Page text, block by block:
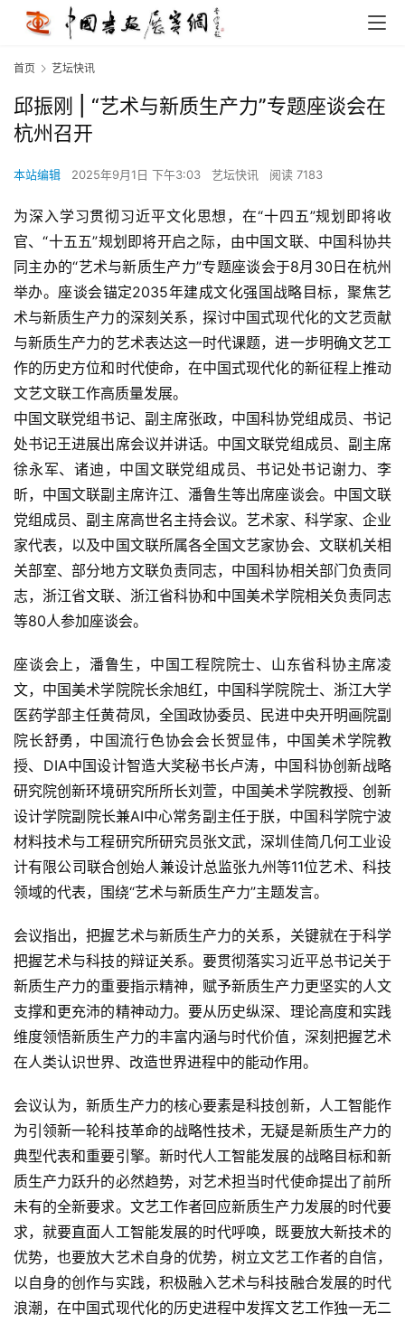
首
页
艺
坛
快
讯
书
法
稿
首页 艺坛快讯
邱振刚 | “艺术与新质生产力”专题座谈会在
杭州召开
本站编辑 2025年9月1日 下午3:03 艺坛快讯 阅读 7183
为深入学习贯彻习近平文化思想，在“十四五”规划即将收
官、“十五五”规划即将开启之际，由中国文联、中国科协共
同主办的“艺术与新质生产力”专题座谈会于8月30日在杭州
举办。座谈会锚定2035年建成文化强国战略目标，聚焦艺
术与新质生产力的深刻关系，探讨中国式现代化的文艺贡献
与新质生产力的艺术表达这一时代课题，进一步明确文艺工
作的历史方位和时代使命，在中国式现代化的新征程上推动
文艺文联工作高质量发展。
中国文联党组书记、副主席张政，中国科协党组成员、书记
处书记王进展出席会议并讲话。中国文联党组成员、副主席
徐永军、诸迪，中国文联党组成员、书记处书记谢力、李
昕，中国文联副主席许江、潘鲁生等出席座谈会。中国文联
党组成员、副主席高世名主持会议。艺术家、科学家、企业
家代表，以及中国文联所属各全国文艺家协会、文联机关相
关部室、部分地方文联负责同志，中国科协相关部门负责同
志，浙江省文联、浙江省科协和中国美术学院相关负责同志
等80人参加座谈会。
座谈会上，潘鲁生，中国工程院院士、山东省科协主席凌
文，中国美术学院院长余旭红，中国科学院院士、浙江大学
医药学部主任黄荷凤，全国政协委员、民进中央开明画院副
院长舒勇，中国流行色协会会长贺显伟，中国美术学院教
授、DIA中国设计智造大奖秘书长卢涛，中国科协创新战略
研究院创新环境研究所所长刘萱，中国美术学院教授、创新
设计学院副院长兼AI中心常务副主任于朕，中国科学院宁波
材料技术与工程研究所研究员张文武，深圳佳简几何工业设
计有限公司联合创始人兼设计总监张九州等11位艺术、科技
领域的代表，围绕“艺术与新质生产力”主题发言。
会议指出，把握艺术与新质生产力的关系，关键就在于科学
把握艺术与科技的辩证关系。要贯彻落实习近平总书记关于
新质生产力的重要指示精神，赋予新质生产力更坚实的人文
支撑和更充沛的精神动力。要从历史纵深、理论高度和实践
维度领悟新质生产力的丰富内涵与时代价值，深刻把握艺术
在人类认识世界、改造世界进程中的能动作用。
会议认为，新质生产力的核心要素是科技创新，人工智能作
为引领新一轮科技革命的战略性技术，无疑是新质生产力的
典型代表和重要引擎。新时代人工智能发展的战略目标和新
质生产力跃升的必然趋势，对艺术担当时代使命提出了前所
未有的全新要求。文艺工作者回应新质生产力发展的时代要
求，就要直面人工智能发展的时代呼唤，既要放大新技术的
优势，也要放大艺术自身的优势，树立文艺工作者的自信，
以自身的创作与实践，积极融入艺术与科技融合发展的时代
浪潮，在中国式现代化的历史进程中发挥文艺工作独一无二